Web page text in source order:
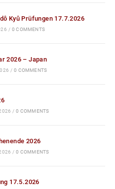
Kyû Prüfungen 17.7.2026
/ 0 COMMENTS
2026 – Japan
/ 0 COMMENTS
/ 0 COMMENTS
2026
/ 0 COMMENTS
17.5.2026